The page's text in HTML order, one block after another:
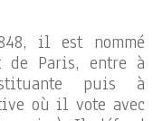
il est nommé
de Paris, entre à
puis à
où il vote avec